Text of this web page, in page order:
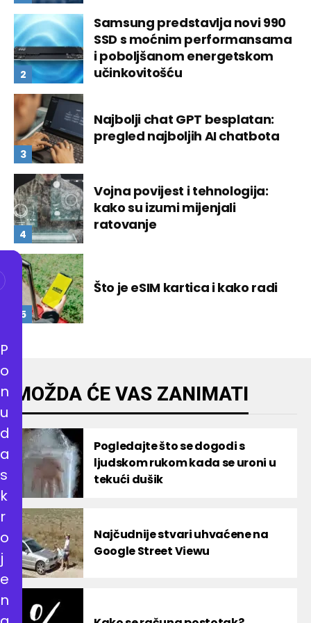
Samsung predstavlja novi 990
SSD s moćnim performansama
i poboljšanom energetskom
učinkovitošću
Najbolji chat GPT besplatan:
pregled najboljih AI chatbota
Vojna povijest i tehnologija:
kako su izumi mijenjali
ratovanje
Što je eSIM kartica i kako radi
MOŽDA ĆE VAS ZANIMATI
Pogledajte što se dogodi s
ljudskom rukom kada se uroni u
tekući dušik
Najčudnije stvari uhvaćene na
Google Street Viewu
P
o
n
u
d
a
s
k
r
o
j
e
n